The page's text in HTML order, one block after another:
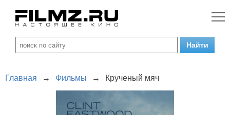
Главная → Фильмы → Крученый мяч